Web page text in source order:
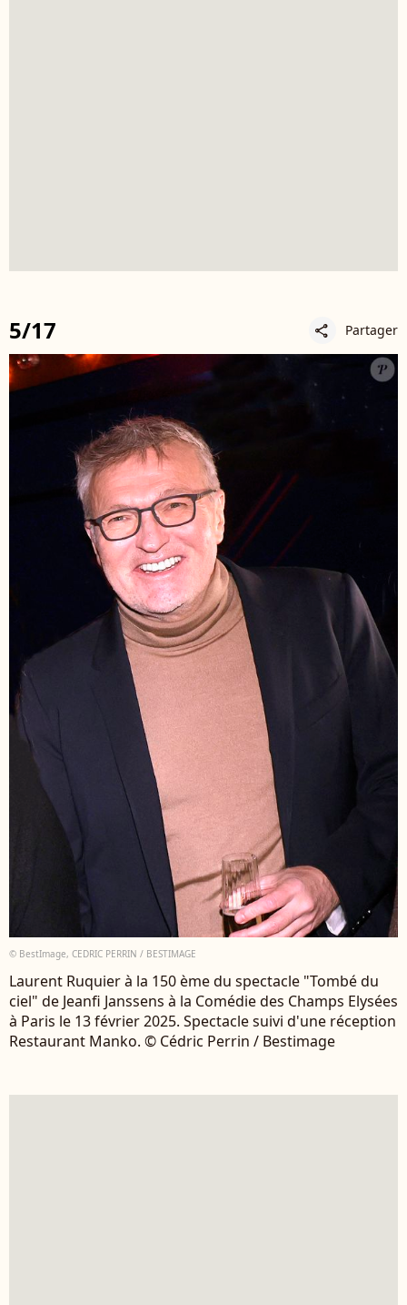
5/17 share Partager
© BestImage, CEDRIC PERRIN / BESTIMAGE
Laurent Ruquier à la 150 ème du spectacle "Tombé du
ciel" de Jeanfi Janssens à la Comédie des Champs Elysées
à Paris le 13 février 2025. Spectacle suivi d'une réception
Restaurant Manko. © Cédric Perrin / Bestimage